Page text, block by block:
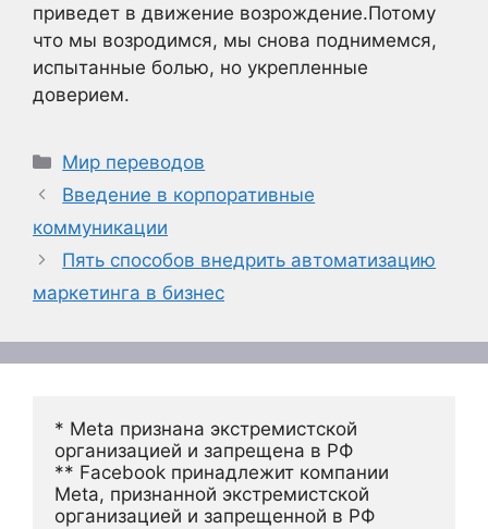
приведет в движение возрождение.Потому
что мы возродимся, мы снова поднимемся,
испытанные болью, но укрепленные
доверием.
Рубрики
Мир переводов
Введение в корпоративные
коммуникации
Пять способов внедрить автоматизацию
маркетинга в бизнес
* Meta признана экстремистской
организацией и запрещена в РФ
** Facebook принадлежит компании
Meta, признанной экстремистской
организацией и запрещенной в РФ